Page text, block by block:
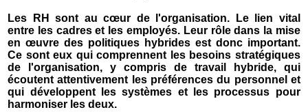
Les RH sont au cœur de l'organisation. Le lien vital
entre les cadres et les employés. Leur rôle dans la mise
en œuvre des politiques hybrides est donc important.
Ce sont eux qui comprennent les besoins stratégiques
de l'organisation, y compris de travail hybride, qui
écoutent attentivement les préférences du personnel et
qui développent les systèmes et les processus pour
harmoniser les deux.